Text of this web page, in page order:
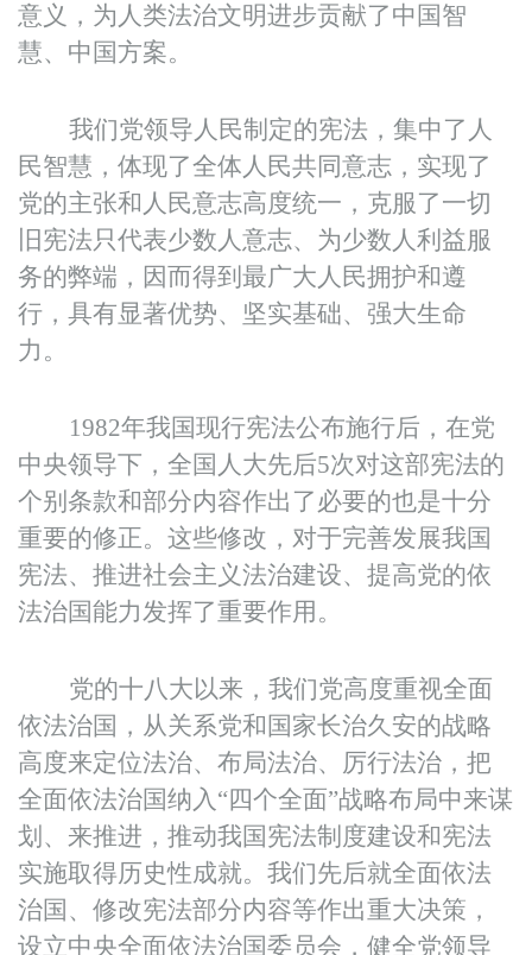
意义，为人类法治文明进步贡献了中国智
慧、中国方案。
我们党领导人民制定的宪法，集中了人
民智慧，体现了全体人民共同意志，实现了
党的主张和人民意志高度统一，克服了一切
旧宪法只代表少数人意志、为少数人利益服
务的弊端，因而得到最广大人民拥护和遵
行，具有显著优势、坚实基础、强大生命
力。
1982年我国现行宪法公布施行后，在党
中央领导下，全国人大先后5次对这部宪法的
个别条款和部分内容作出了必要的也是十分
重要的修正。这些修改，对于完善发展我国
宪法、推进社会主义法治建设、提高党的依
法治国能力发挥了重要作用。
党的十八大以来，我们党高度重视全面
依法治国，从关系党和国家长治久安的战略
高度来定位法治、布局法治、厉行法治，把
全面依法治国纳入“四个全面”战略布局中来谋
划、来推进，推动我国宪法制度建设和宪法
实施取得历史性成就。我们先后就全面依法
治国、修改宪法部分内容等作出重大决策，
设立中央全面依法治国委员会，健全党领导